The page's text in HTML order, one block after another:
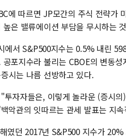
에 따르면 JP모간의 주식 전략가
높은 밸류에이션 부담을 무시하는
에서 S&P500지수는 0.5% 내린
공포지수라 불리는 CBOE의 변동
시는 나름 선방하고 있다.
투자자들은, 이렇게 놀라운 (증시
악관의 잇따르는 관세 발표는 지
였던 2017년 S&P500 지수가